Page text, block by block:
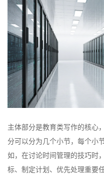
主体部分是教育类写作的核心
分可以分为几个小节，每个小
如，在讨论时间管理的技巧时
标、制定计划、优先处理重要